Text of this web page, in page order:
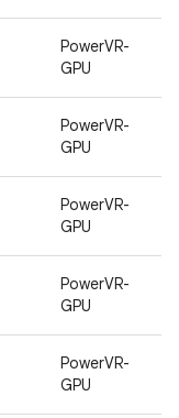
PowerVR-
GPU
PowerVR-
GPU
PowerVR-
GPU
PowerVR-
GPU
PowerVR-
GPU